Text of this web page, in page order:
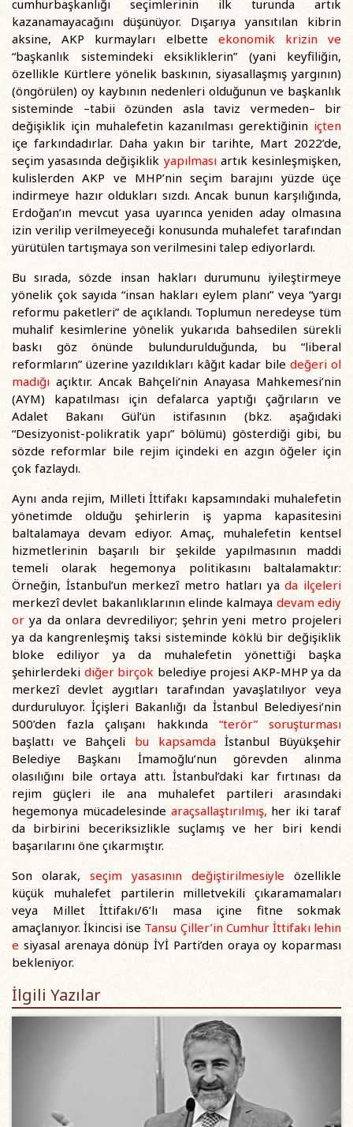
cumhurbaşkanlığı seçimlerinin ilk turunda artık
kazanamayacağını düşünüyor. Dışarıya yansıtılan kibrin
aksine, AKP kurmayları elbette ekonomik krizin ve
“başkanlık sistemindeki eksikliklerin” (yani keyfiliğin,
özellikle Kürtlere yönelik baskının, siyasallaşmış yargının)
(öngörülen) oy kaybının nedenleri olduğunun ve başkanlık
sisteminde –tabii özünden asla taviz vermeden– bir
değişiklik için muhalefetin kazanılması gerektiğinin içten
içe farkındadırlar. Daha yakın bir tarihte, Mart 2022’de,
seçim yasasında değişiklik yapılmasıartık kesinleşmişken,
kulislerden AKP ve MHP’nin seçim barajını yüzde üçe
indirmeye hazır oldukları sızdı. Ancak bunun karşılığında,
Erdoğan’ın mevcut yasa uyarınca yeniden aday olmasına
izin verilip verilmeyeceği konusunda muhalefet tarafından
yürütülen tartışmaya son verilmesini talep ediyorlardı.
Bu sırada, sözde insan hakları durumunu iyileştirmeye
yönelik çok sayıda “insan hakları eylem planı” veya “yargı
reformu paketleri” de açıklandı. Toplumun neredeyse tüm
muhalif kesimlerine yönelik yukarıda bahsedilen sürekli
baskı göz önünde bulundurulduğunda, bu “liberal
reformların” üzerine yazıldıkları kâğıt kadar biledeğeri ol
madığı açıktır. Ancak Bahçeli’nin Anayasa Mahkemesi’nin
(AYM) kapatılması için defalarca yaptığı çağrıların ve
Adalet Bakanı Gül’ün istifasının (bkz. aşağıdaki
“Desizyonist-polikratik yapı” bölümü) gösterdiği gibi, bu
sözde reformlar bile rejim içindeki en azgın öğeler için
çok fazlaydı.
Aynı anda rejim, Milleti İttifakı kapsamındaki muhalefetin
yönetimde olduğu şehirlerin iş yapma kapasitesini
baltalamaya devam ediyor. Amaç, muhalefetin kentsel
hizmetlerinin başarılı bir şekilde yapılmasının maddi
temeli olarak hegemonya politikasını baltalamaktır:
Örneğin, İstanbul’un merkezî metro hatları yada ilçeleri
merkezî devlet bakanlıklarının elinde kalmaya devam ediy
or ya da onlara devrediliyor; şehrin yeni metro projeleri
ya da kangrenleşmiş taksi sisteminde köklü bir değişiklik
bloke ediliyor ya da muhalefetin yönettiği başka
şehirlerdeki diğer birçok belediye projesi AKP-MHP ya da
merkezî devlet aygıtları tarafından yavaşlatılıyor veya
durduruluyor. İçişleri Bakanlığı da İstanbul Belediyesi’nin
500’den fazla çalışanı hakkında “terör” soruşturması
başlattı ve Bahçeli bu kapsamdaİstanbul Büyükşehir
Belediye Başkanı İmamoğlu’nun görevden alınma
olasılığını bile ortaya attı. İstanbul’daki kar fırtınası da
rejim güçleri ile ana muhalefet partileri arasındaki
hegemonya mücadelesinde araçsallaştırılmış, her iki taraf
da birbirini beceriksizlikle suçlamış ve her biri kendi
başarılarını öne çıkarmıştır.
Son olarak, seçim yasasının değiştirilmesiyle özellikle
küçük muhalefet partilerin milletvekili çıkaramamaları
veya Millet İttifakı/6’lı masa içine fitne sokmak
amaçlanıyor. İkincisi ise Tansu Çiller’in Cumhur İttifakı lehin
e siyasal arenaya dönüp İYİ Parti’den oraya oy koparması
bekleniyor.
İlgili Yazılar